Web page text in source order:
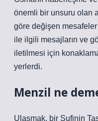
önemli bir unsuru olan
göre değişen
ile ilgili mesajların ve
iletilmesi için
yerlerdi.
Menzil ne
Ulaşmak, bir Sufinin